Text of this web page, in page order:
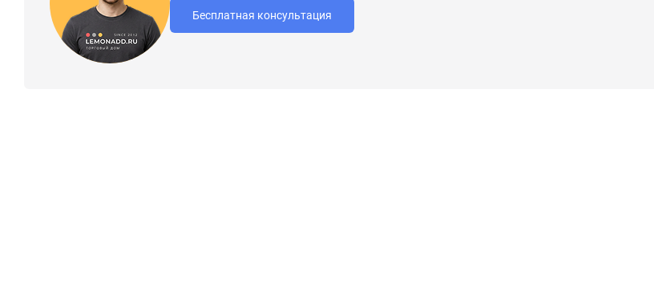
Бесплатная консультация